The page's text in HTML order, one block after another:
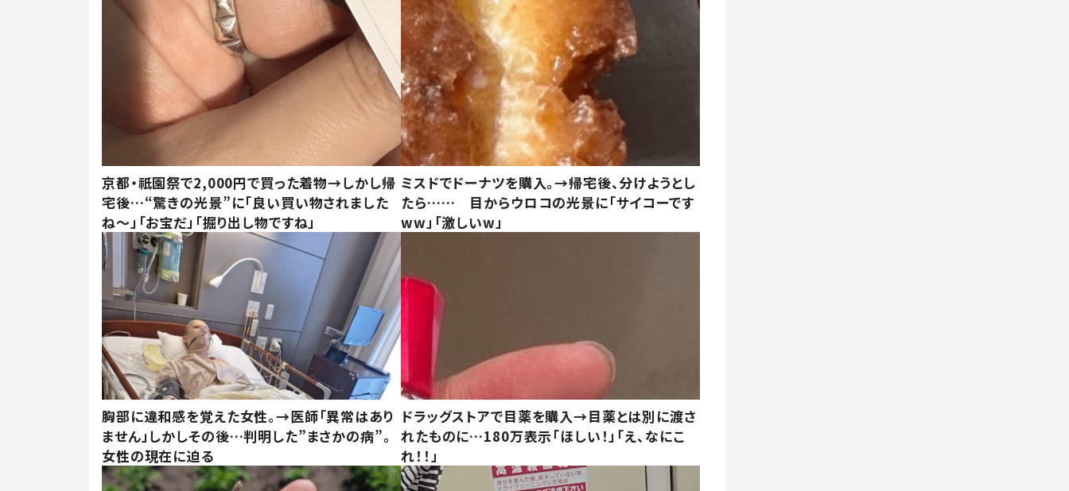
京都・祇園祭で2,000円で買った着物→しかし帰
宅後…“驚きの光景”に「良い買い物されました
ね～」「お宝だ」「掘り出し物ですね」
ミスドでドーナツを購入。→帰宅後、分けようとし
たら…… 目からウロコの光景に「サイコーです
ww」「激しいw」
胸部に違和感を覚えた女性。→医師「異常はあり
ません」しかしその後…判明した”まさかの病”。
女性の現在に迫る
ドラッグストアで目薬を購入→目薬とは別に渡さ
れたものに…180万表示「ほしい！」「え、なにこ
れ！！」